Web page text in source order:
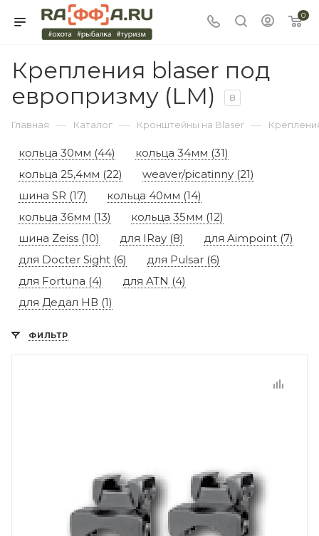
0
Крепления blaser под
европризму (LM)
8
Главная — Каталог — Кронштейны на Blaser —
кольца 30мм (44)
кольца 34мм (31)
кольца 25,4мм (22)
weaver/picatinny (21)
шина SR (17)
кольца 40мм (14)
кольца 36мм (13)
кольца 35мм (12)
шина Zeiss (10)
для IRay (8)
для Aimpoint (7)
для Docter Sight (6)
для Pulsar (6)
для Fortuna (4)
для ATN (4)
для Дедал НВ (1)
ФИЛЬТР